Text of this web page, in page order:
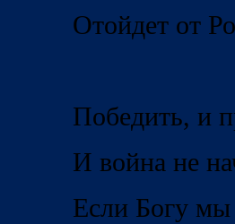
Отойдет от
Победить, и
И война не
Если Богу